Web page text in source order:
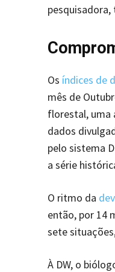
pesquisadora,
Os índices de
mês de
florestal, uma
dados
pelo sistema
a série
O ritmo da
então, por 14
sete
À DW, o